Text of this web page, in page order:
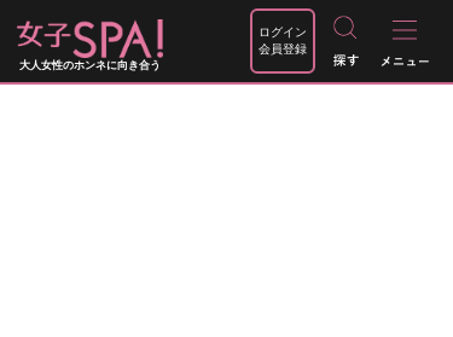
大人女性のホンネに向き合う
ログイン
会員登録